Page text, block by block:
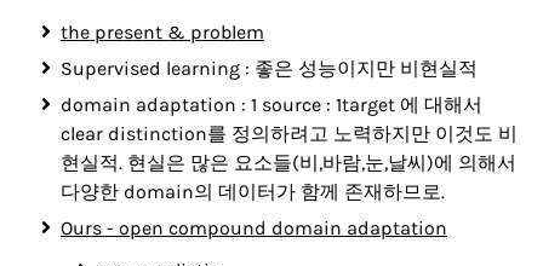
the present & problem
Supervised learning : 좋은 성능이지만 비현실적
domain adaptation : 1 source : 1target 에 대해서
clear distinction를 정의하려고 노력하지만 이것도 비
현실적. 현실은 많은 요소들(비,바람,눈,날씨)에 의해서
다양한 domain의 데이터가 함께 존재하므로.
Ours - open compound domain adaptation